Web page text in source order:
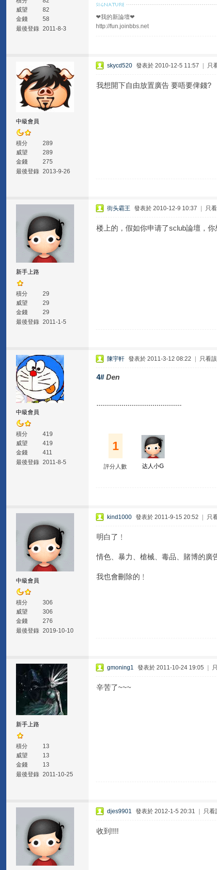
威望
82
金錢
58
最後登錄 2011-8-3
❤我的新論壇❤
http://fun.joinbbs.net
中級會員
積分
289
威望
289
金錢
275
最後登錄 2013-9-26
skycd520 發表於 2010-12-5 11:57 只
我想開下自由放置廣告 要唔要俾錢?
新手上路
積分
29
威望
29
金錢
29
最後登錄 2011-1-5
街头霸王 發表於 2010-12-9 10:37 只
楼上的，假如你申请了sclub論壇，
中級會員
積分
419
威望
419
金錢
411
最後登錄 2011-8-5
陳宇軒 發表於 2011-3-12 08:22 只看
4# Den
............................................
1
評分人數 达人小G
中級會員
積分
306
威望
306
金錢
276
最後登錄 2019-10-10
kind1000 發表於 2011-9-15 20:52 只
明白了﹗
情色、暴力、槍械、毒品、賭博的廣
我也會刪除的﹗
新手上路
積分
13
威望
13
金錢
13
最後登錄 2011-10-25
gmoning1 發表於 2011-10-24 19:05
辛苦了~~~
djes9901 發表於 2012-1-5 20:31 只看
收到!!!!